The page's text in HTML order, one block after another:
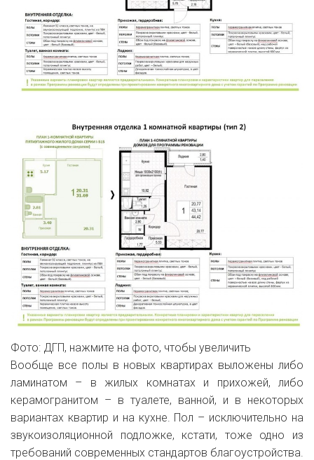
Фото: ДГП, нажмите на фото, чтобы увеличить
Вообще все полы в новых квартирах выложены либо
ламинатом – в жилых комнатах и прихожей, либо
керамогранитом – в туалете, ванной, и в некоторых
вариантах квартир и на кухне. Пол – исключительно на
звукоизоляционной подложке, кстати, тоже одно из
требований современных стандартов благоустройства.